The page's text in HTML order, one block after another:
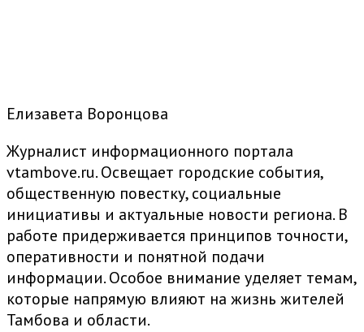
Елизавета Воронцова
Журналист информационного портала
vtambove.ru. Освещает городские события,
общественную повестку, социальные
инициативы и актуальные новости региона. В
работе придерживается принципов точности,
оперативности и понятной подачи
информации. Особое внимание уделяет темам,
которые напрямую влияют на жизнь жителей
Тамбова и области.